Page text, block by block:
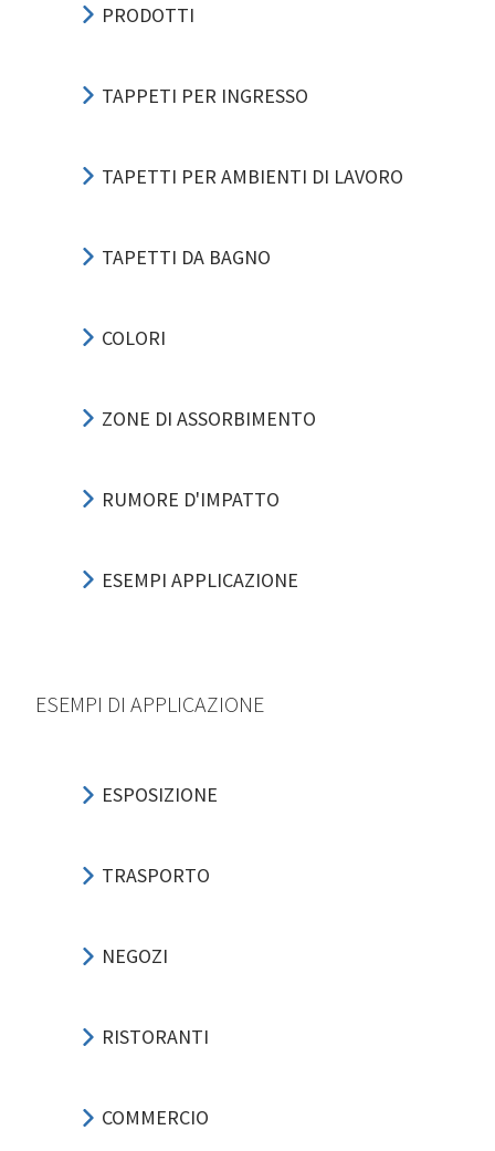
PRODOTTI
TAPPETI PER INGRESSO
TAPETTI PER AMBIENTI DI LAVORO
TAPETTI DA BAGNO
COLORI
ZONE DI ASSORBIMENTO
RUMORE D'IMPATTO
ESEMPI APPLICAZIONE
ESEMPI DI APPLICAZIONE
ESPOSIZIONE
TRASPORTO
NEGOZI
RISTORANTI
COMMERCIO